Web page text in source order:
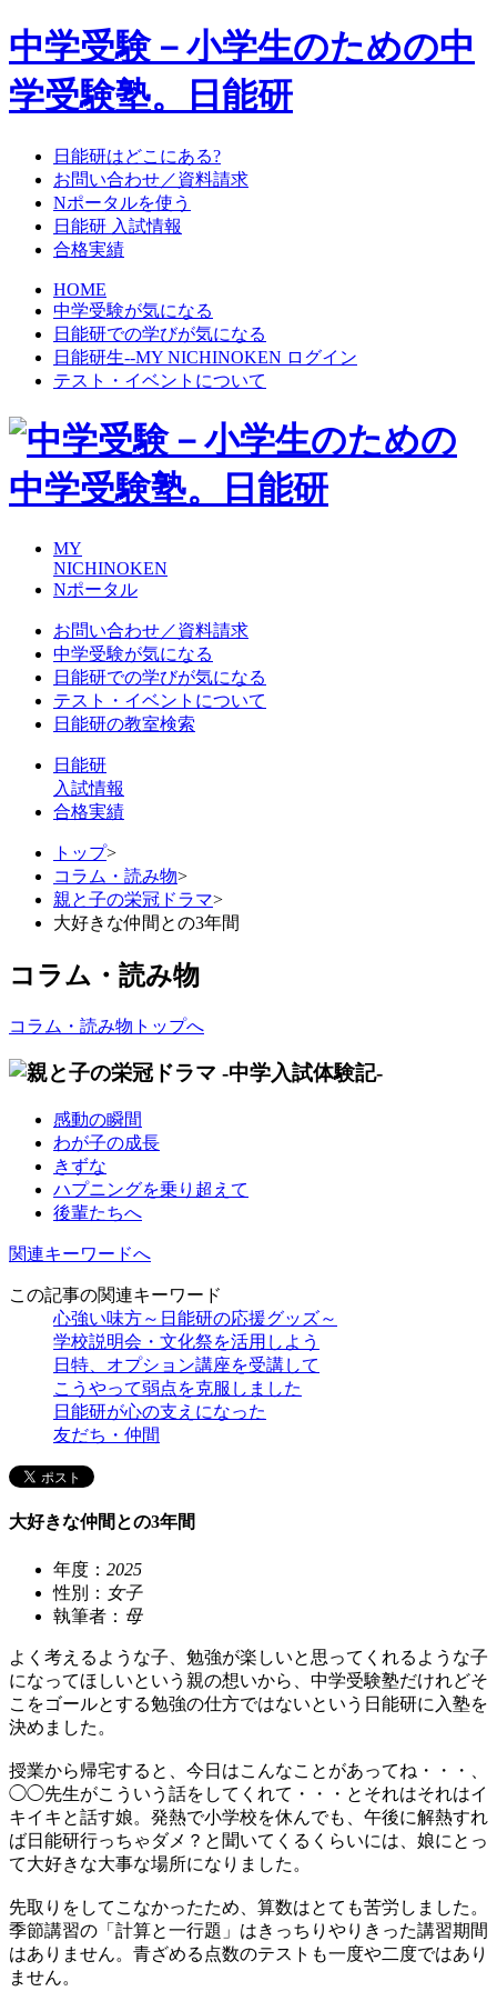
中学受験－小学生のための中
学受験塾。日能研
日能研はどこにある?
お問い合わせ／資料請求
Nポータルを使う
日能研 入試情報
合格実績
HOME
中学受験が気になる
日能研での学びが気になる
日能研生--MY NICHINOKEN ログイン
テスト・イベントについて
MY
NICHINOKEN
Nポータル
お問い合わせ／資料請求
中学受験が気になる
日能研での学びが気になる
テスト・イベントについて
日能研の教室検索
日能研
入試情報
合格実績
トップ>
コラム・読み物>
親と子の栄冠ドラマ>
大好きな仲間との3年間
コラム・読み物
コラム・読み物トップへ
感動の瞬間
わが子の成長
きずな
ハプニングを乗り超えて
後輩たちへ
関連キーワードへ
この記事の関連キーワード
心強い味方～日能研の応援グッズ～
学校説明会・文化祭を活用しよう
日特、オプション講座を受講して
こうやって弱点を克服しました
日能研が心の支えになった
友だち・仲間
大好きな仲間との3年間
年度： 2025
性別： 女子
執筆者： 母
よく考えるような子、勉強が楽しいと思ってくれるような子
になってほしいという親の想いから、中学受験塾だけれどそ
こをゴールとする勉強の仕方ではないという日能研に入塾を
決めました。
授業から帰宅すると、今日はこんなことがあってね・・・、
◯◯先生がこういう話をしてくれて・・・とそれはそれはイ
キイキと話す娘。発熱で小学校を休んでも、午後に解熱すれ
ば日能研行っちゃダメ？と聞いてくるくらいには、娘にとっ
て大好きな大事な場所になりました。
先取りをしてこなかったため、算数はとても苦労しました。
季節講習の「計算と一行題」はきっちりやりきった講習期間
はありません。青ざめる点数のテストも一度や二度ではあり
ません。